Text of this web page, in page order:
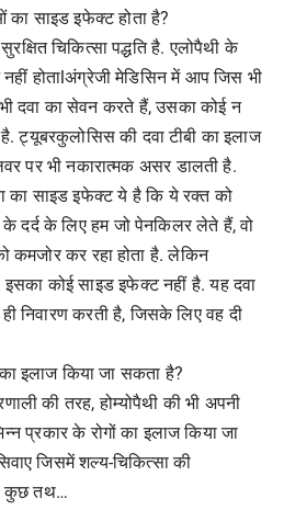
का साइड इफेक्‍ट होता है?
चिकित्‍सा पद्धति है. एलोपैथी के
होताlअंग्रेजी मेडिसिन में आप जिस भी
दवा का सेवन करते हैं, उसका कोई न
ट्यूबरकुलोसिस की दवा टीबी का इलाज
पर भी नकारात्‍मक असर डालती है.
का साइड इफेक्‍ट ये है कि ये रक्‍त को
दर्द के लिए हम जो पेनकिलर लेते हैं, वो
कमजोर कर रहा होता है. लेकिन
इसका कोई साइड इफेक्‍ट नहीं है. यह दवा
निवारण करती है, जिसके लिए वह दी
का इलाज किया जा सकता है?
की तरह, होम्योपैथी की भी अपनी
प्रकार के रोगों का इलाज किया जा
जिसमें शल्य-चिकित्सा की
कुछ तथ…